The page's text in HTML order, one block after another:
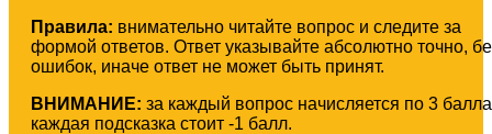
Правила: внимательно читайте вопрос и следите за
формой ответов. Ответ указывайте абсолютно точно,
ошибок, иначе ответ не может быть принят.
ВНИМАНИЕ: за каждый вопрос начисляется по 3
каждая подсказка стоит -1 балл.